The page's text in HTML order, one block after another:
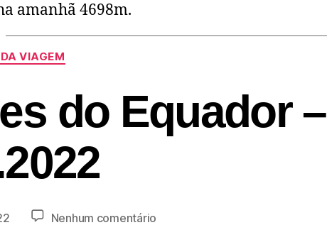
amanhã 4698m.
VIAGEM
do Equador –
Nenhum comentário